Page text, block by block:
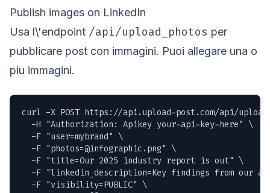
Publish images on LinkedIn
Usa l\'endpoint /api/upload_photos per
pubblicare post con immagini. Puoi allegare una o
piu immagini.
curl -X POST https://api.upload-post.com/api/
  -H "Authorization: Apikey your-api-key-here" \
  -F "user=mybrand" \
  -F "
photos=@infographic.png" \
  -F "title=Our 2025 industry report is out" \
-F "linkedin_description=Key findings from our
  -F "visibility=PUBLIC" \